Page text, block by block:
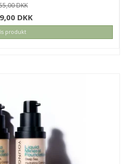
DKK
DKK
produkt